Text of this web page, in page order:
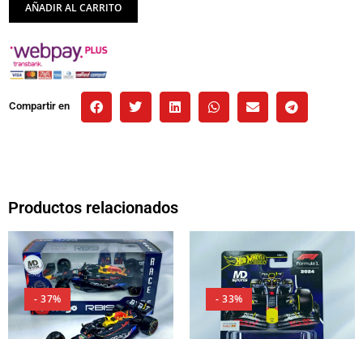
AÑADIR AL CARRITO
Compartir en
Productos relacionados
- 37% - 33%